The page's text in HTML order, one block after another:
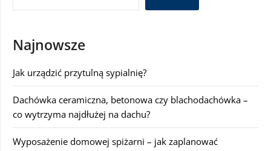
Najnowsze
Jak urządzić przytulną sypialnię?
Dachówka ceramiczna, betonowa czy blachodachówka –
co wytrzyma najdłużej na dachu?
Wyposażenie domowej spiżarni – jak zaplanować